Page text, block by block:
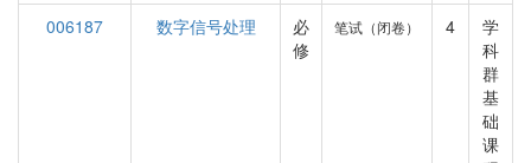
006187
数字信号处理
必
修
笔试（闭卷） 4
学
科
群
基
础
课